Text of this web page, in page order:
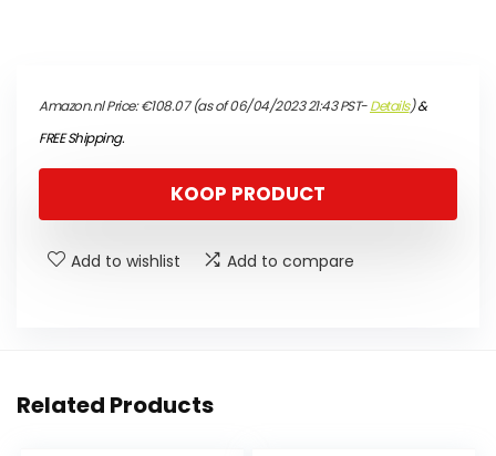
Amazon.nl Price:€108.07(as of 06/04/2023 21:43 PST-Details)&
FREE Shipping.
KOOP PRODUCT
Add to wishlist Add to compare
Related Products